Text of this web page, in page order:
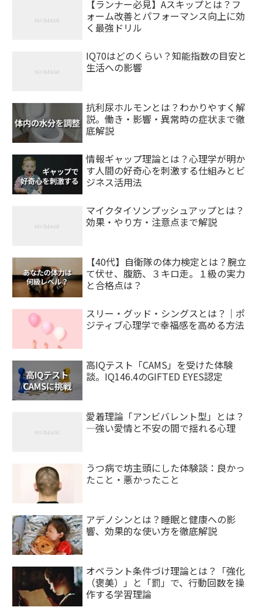
【ランナー必見】Aスキップとは？フ
ォーム改善とパフォーマンス向上に効
く最強ドリル
IQ70はどのくらい？知能指数の目安と
生活への影響
抗利尿ホルモンとは？わかりやすく解
説。働き・影響・異常時の症状まで徹
底解説
情報ギャップ理論とは？心理学が明か
す人間の好奇心を刺激する仕組みとビ
ジネス活用法
マイクタイソンプッシュアップとは？
効果・やり方・注意点まで解説
【40代】自衛隊の体力検定とは？腕立
て伏せ、腹筋、３キロ走。１級の実力
と合格点は？
スリー・グッド・シングスとは？｜ポ
ジティブ心理学で幸福感を高める方法
高IQテスト「CAMS」を受けた体験
談。IQ146.4のGIFTED EYES認定
愛着理論「アンビバレント型」とは？
—強い愛情と不安の間で揺れる心理
うつ病で坊主頭にした体験談：良かっ
たこと・悪かったこと
アデノシンとは？睡眠と健康への影
響、効果的な使い方を徹底解説
オペラント条件づけ理論とは？「強化
（褒美）」と「罰」で、行動回数を操
作する学習理論